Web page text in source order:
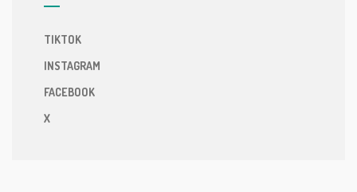
TIKTOK
INSTAGRAM
FACEBOOK
X